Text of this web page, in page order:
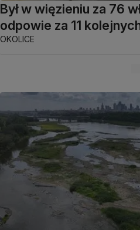
Był w więzieniu za 76
odpowie za 11
OKOLICE